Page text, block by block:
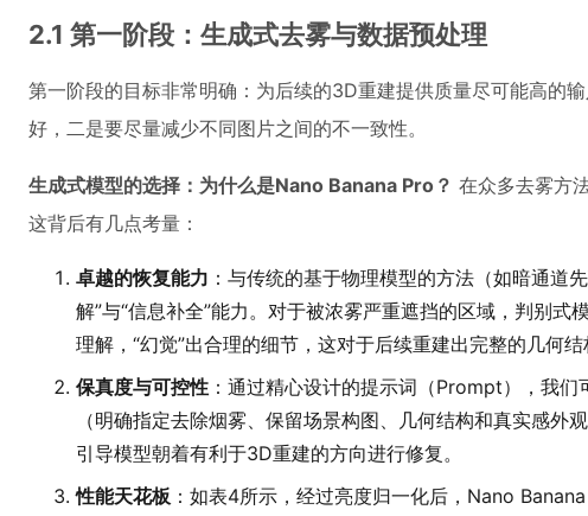
2.1 第一阶段：生成式去雾与数据预处理
第一阶段的目标非常明确：为后续的3D重建提供质量尽可能高的
好，二是要尽量减少不同图片之间的不一致性。
生成式模型的选择：为什么是Nano Banana Pro？ 在众多去雾方
这背后有几点考量：
卓越的恢复能力 ：与传统的基于物理模型的方法（如暗通道
解”与“信息补全”能力。对于被浓雾严重遮挡的区域，判别
理解，“幻觉”出合理的细节，这对于后续重建出完整的几何结
保真度与可控性 ：通过精心设计的提示词（Prompt），我
（明确指定去除烟雾、保留场景构图、几何结构和真实感
引导模型朝着有利于3D重建的方向进行修复。
性能天花板 ：如表4所示，经过亮度归一化后，Nano